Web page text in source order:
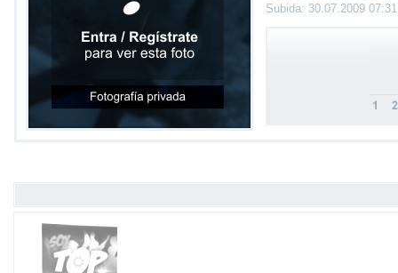
Subida: 30.07.2009